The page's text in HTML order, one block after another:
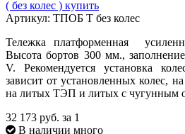
Артикул: ТПОБ Т без колес
Тележка платформенная
Высота бортов 300 мм.,
V. Рекомендуется установка
зависит от установленных колес,
на литых ТЭП и литых с чугунным
32 173 руб. за 1
В наличии много